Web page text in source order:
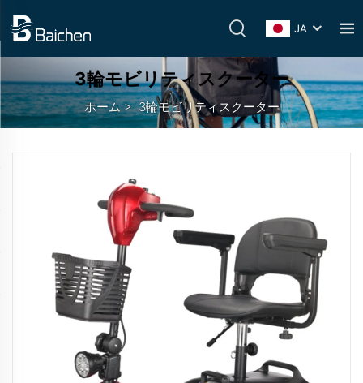
JA
3輪モビリティスクーター
ホーム>3輪モビリティスクーター